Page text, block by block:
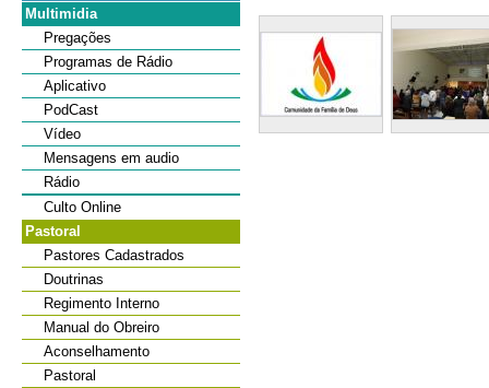
Multimidia
Pregações
Programas de Rádio
Aplicativo
PodCast
Vídeo
Mensagens em audio
Rádio
Culto Online
Pastoral
Pastores Cadastrados
Doutrinas
Regimento Interno
Manual do Obreiro
Aconselhamento
Pastoral